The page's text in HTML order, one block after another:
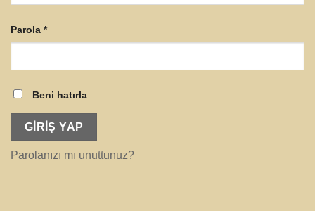
Parola *Gerekli
Beni hatırla
GIRIŞ YAP
Parolanızı mı unuttunuz?